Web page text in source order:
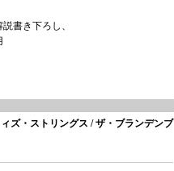
書き下ろし、
ズ・ストリングス / ザ・ブランデンブ